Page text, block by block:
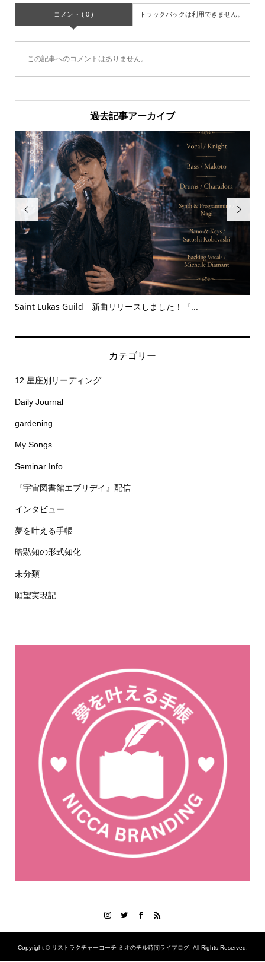
コメント ( 0 ) トラックバックは利用できません。
この記事へのコメントはありません。
過去記事アーカイブ

Saint Lukas Guild 新曲リリースしました！『...

カテゴリー
12 星座別リーディング
Daily Journal
gardening
My Songs
Seminar Info
『宇宙図書館エブリデイ』配信
インタビュー
夢を叶える手帳
暗黙知の形式知化
未分類
願望実現記
Copyright ©リストラクチャーコーチ ミオのチル時間ライブログ. All Rights Reserved.